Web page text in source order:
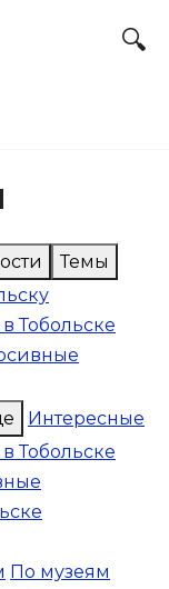
Темы
Тобольске
Интересные
Тобольске
По музеям